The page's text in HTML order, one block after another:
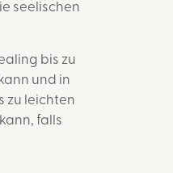
seelischen
bis zu
und in
zu leichten
falls